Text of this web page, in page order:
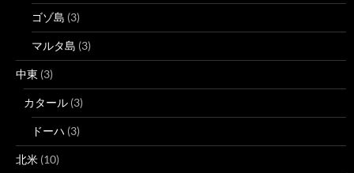
ゴゾ島 (3)
マルタ島 (3)
中東 (3)
カタール (3)
ドーハ (3)
北米 (10)